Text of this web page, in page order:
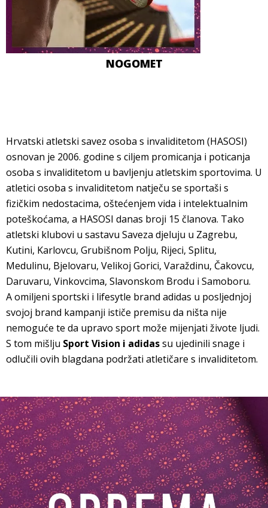
NOGOMET
Hrvatski atletski savez osoba s invaliditetom (HASOSI)
osnovan je 2006. godine s ciljem promicanja i poticanja
osoba s invaliditetom u bavljenju atletskim sportovima. U
atletici osoba s invaliditetom natječu se sportaši s
fizičkim nedostacima, oštećenjem vida i intelektualnim
poteškoćama, a HASOSI danas broji 15 članova. Tako
atletski klubovi u sastavu Saveza djeluju u Zagrebu,
Kutini, Karlovcu, Grubišnom Polju, Rijeci, Splitu,
Medulinu, Bjelovaru, Velikoj Gorici, Varaždinu, Čakovcu,
Daruvaru, Vinkovcima, Slavonskom Brodu i Samoboru.
A omiljeni sportski i lifesytle brand adidas u posljednjoj
svojoj brand kampanji ističe premisu da ništa nije
nemoguće te da upravo sport može mijenjati živote ljudi.
S tom mišlju Sport Vision i adidassu ujedinili snage i
odlučili ovih blagdana podržati atletičare s invaliditetom.